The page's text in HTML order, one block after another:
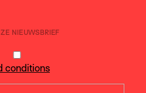
NIEUWSBRIEF
conditions